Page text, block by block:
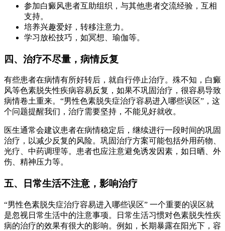
参加白癜风患者互助组织，与其他患者交流经验，互相
支持。
培养兴趣爱好，转移注意力。
学习放松技巧，如冥想、瑜伽等。
四、治疗不尽量，病情反复
有些患者在病情有所好转后，就自行停止治疗。殊不知，白癜
风等色素脱失性疾病容易反复，如果不巩固治疗，很容易导致
病情卷土重来。“男性色素脱失症治疗容易进入哪些误区”，这
个问题提醒我们，治疗需要坚持，不能见好就收。
医生通常会建议患者在病情稳定后，继续进行一段时间的巩固
治疗，以减少反复的风险。巩固治疗方案可能包括外用药物、
光疗、中药调理等。患者也应注意避免诱发因素，如日晒、外
伤、精神压力等。
五、日常生活不注意，影响治疗
“男性色素脱失症治疗容易进入哪些误区” 一个重要的误区就
是忽视日常生活中的注意事项。日常生活习惯对色素脱失性疾
病的治疗的效果有很大的影响。例如，长期暴露在阳光下，容